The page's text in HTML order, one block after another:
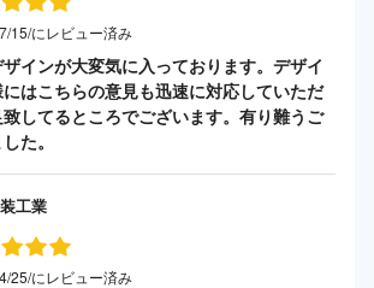
15/にレビュー済み
ザインが大変気に入っております。デザイ
はこちらの意見も迅速に対応していただ
致してるところでございます。有り難うご
た。
工業
25/にレビュー済み